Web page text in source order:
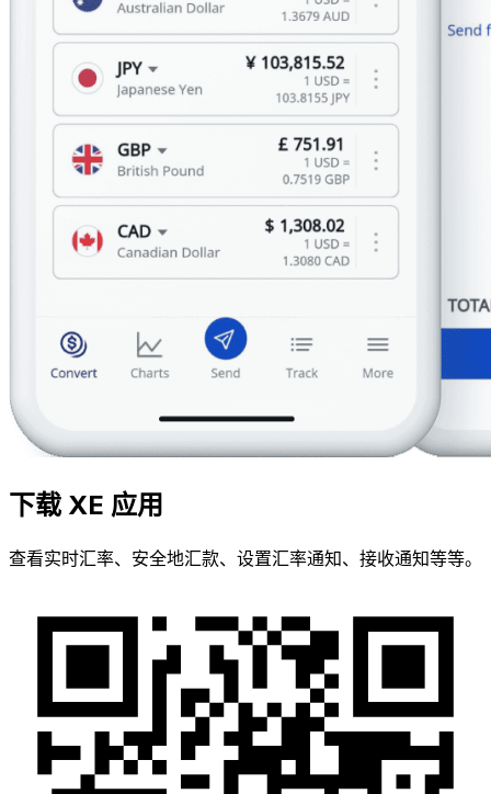
下载 XE 应用
查看实时汇率、安全地汇款、设置汇率通知、接收通知等等。